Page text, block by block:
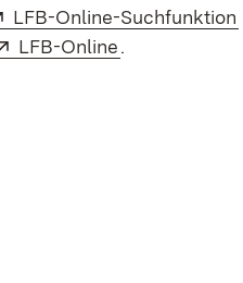
Extern:
LFB-Online-Suchfunktion
Extern:
LFB-Online.